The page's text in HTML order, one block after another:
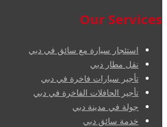
Our Services
استئجار سيارة مع سائق في دبي
نقل مطار دبي
تأجير سيارات فاخرة في دبي
تأجير الحافلات الفاخرة في دبي
جولة في مدينة دبي
خدمة سائق دبي